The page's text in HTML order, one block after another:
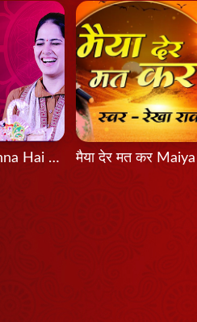
Bas Itni Tamanna Hai - Jaya Kishori